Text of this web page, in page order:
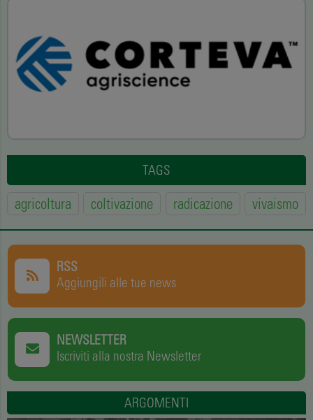
TAGS
agricoltura coltivazione radicazione vivaismo
RSS
Aggiungili alle tue news
NEWSLETTER
Iscriviti alla nostra Newsletter
ARGOMENTI